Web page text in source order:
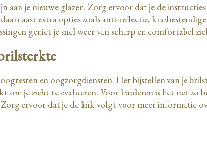
aan je nieuwe glazen. Zorg ervoor dat je de
extra opties zoals anti-reflectie,
geniet je snel weer van scherp en comfortabel
en oogzorgdiensten. Het bijstellen van je
om je zicht te evalueren. Voor kinderen is het net zo
ervoor dat je de link volgt voor meer informatie